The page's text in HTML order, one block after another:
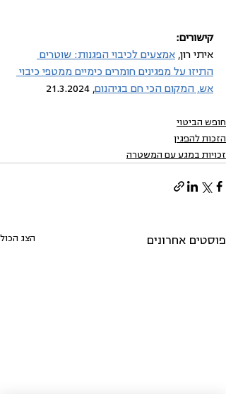
קישורים:
איתי רון, אמצעים לכיבוי הפגנות: שוטרים
התיזו על מפגינים חומרים כימיים ממטפי כיבוי
אש, המקום הכי חם בגיהנום, 21.3.2024
חופש הביטוי
הזכות להפגין
זכויות במגע עם המשטרה
פוסטים אחרונים הצג הכול